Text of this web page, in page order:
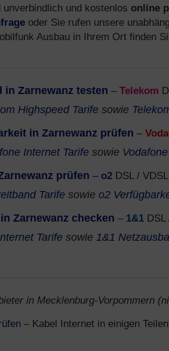
und kostenlos online
oder Sie rufen unsere
Ausbau in Ihrem Ort finden
in Zarnewanz testen – Telekom
Highspeed Tarife sowie
in Zarnewanz prüfen –
Internet Tarife sowie
prüfen – o2 DSL /
Tarife sowie o2
Zarnewanz checken – 1&1 DSL
Tarife sowie 1&1
in Mecklenburg-Vorpommern
– Kabel Internet in einigen